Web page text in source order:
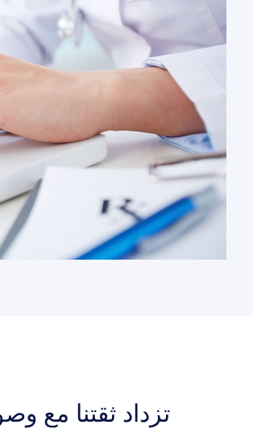
تزداد ثقتنا مع